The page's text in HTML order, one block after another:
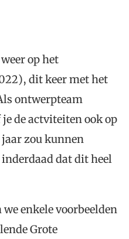
op het
dit keer met het
ontwerpteam
de actviteiten ook op
zou kunnen
dat dit heel
enkele voorbeelden
Grote